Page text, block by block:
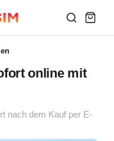
online mit
nach dem Kauf per E-